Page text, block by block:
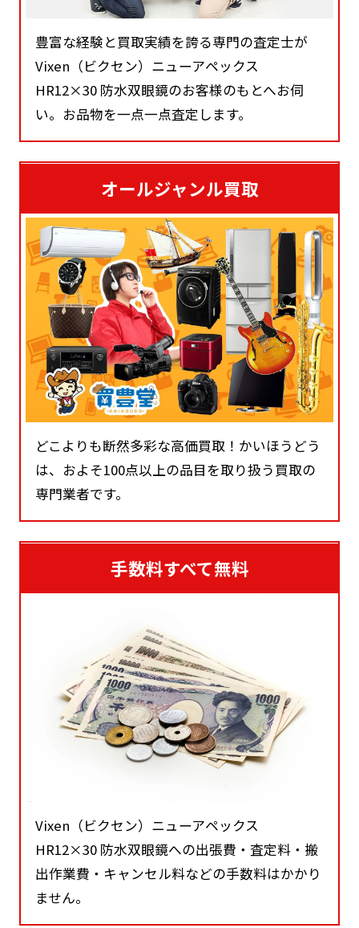
豊富な経験と買取実績を誇る専門の査定士が
Vixen（ビクセン）ニューアペックス
HR12×30 防水双眼鏡のお客様のもとへお伺
い。お品物を一点一点査定します。
オールジャンル買取
どこよりも断然多彩な高価買取！かいほうどう
は、およそ100点以上の品目を取り扱う買取の
専門業者です。
手数料すべて無料
Vixen（ビクセン）ニューアペックス
HR12×30 防水双眼鏡への出張費・査定料・搬
出作業費・キャンセル料などの手数料はかかり
ません。